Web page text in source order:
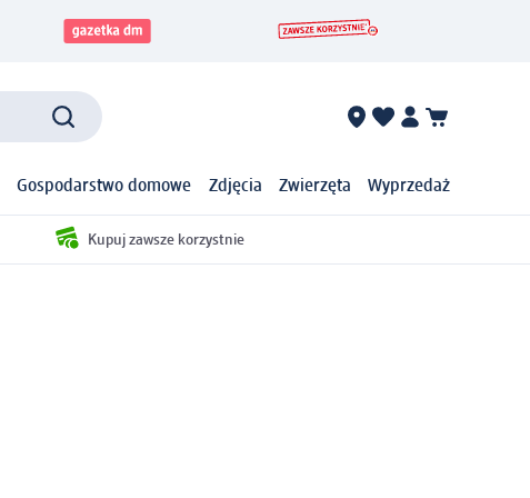
Gospodarstwo domowe Zdjęcia Zwierzęta Wyprzedaż
Kupuj zawsze korzystnie